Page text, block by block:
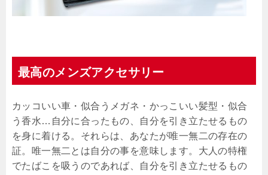
最高のメンズアクセサリー
カッコいい車・似合うメガネ・かっこいい髪型・似合
う香水…自分に合ったもの、自分を引き立たせるもの
を身に着ける。それらは、あなたが唯一無二の存在の
証。唯一無二とは自分の事を意味します。大人の特権
でたばこを吸うのであれば、自分を引き立たせるもの